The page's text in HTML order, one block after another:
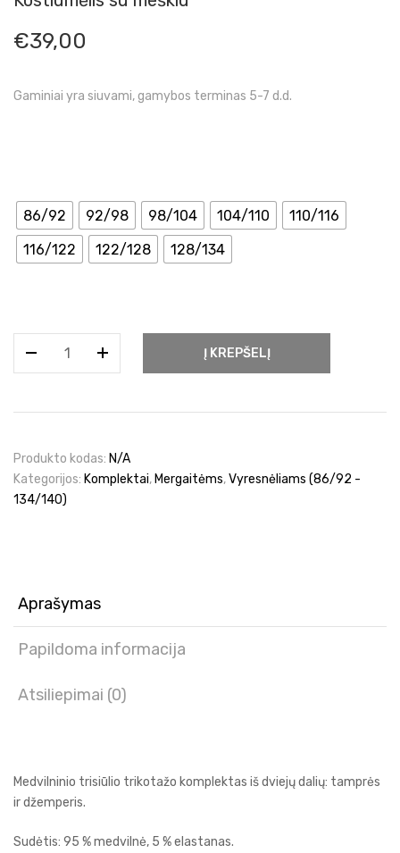
€39,00
Gaminiai yra siuvami, gamybos terminas 5-7 d.d.
86/92 92/98 98/104 104/110
110/116
116/122
122/128 128/134
Į KREPŠELĮ
Produkto kodas: N/A
Kategorijos: Komplektai, Mergaitėms,Vyresnėliams (86/92 -
134/140)
Aprašymas
Papildoma informacija
Atsiliepimai (0)
Medvilninio trisiūlio trikotažo komplektas iš dviejų dalių: tamprės
ir džemperis.
Sudėtis: 95 % medvilnė, 5 % elastanas.